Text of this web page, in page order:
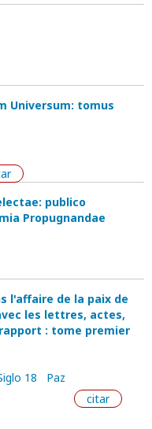
Universum: tomus
publico
Propugnandae
l'affaire de la paix de
les lettres, actes,
: tome premier
18
Paz
citar